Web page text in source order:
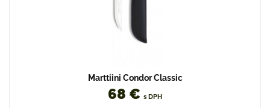
Marttiini Condor Classic
68 € s DPH